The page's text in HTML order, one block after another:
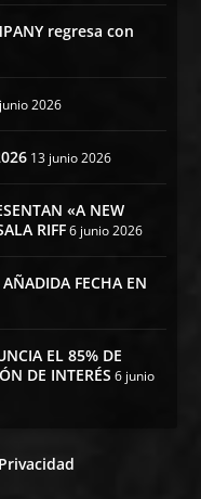
regresa con
2026
13 junio 2026
«A NEW
RIFF 6 junio 2026
FECHA EN
EL 85% DE
DE INTERÉS 6 junio